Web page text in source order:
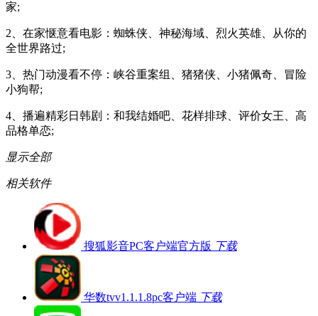
家;
2、在家惬意看电影：蜘蛛侠、神秘海域、烈火英雄、从你的
全世界路过;
3、热门动漫看不停：峡谷重案组、猪猪侠、小猪佩奇、冒险
小狗帮;
4、播遍精彩日韩剧：和我结婚吧、花样排球、评价女王、高
品格单恋;
显示全部
相关软件
搜狐影音PC客户端官方版 下载
华数tvv1.1.1.8pc客户端 下载